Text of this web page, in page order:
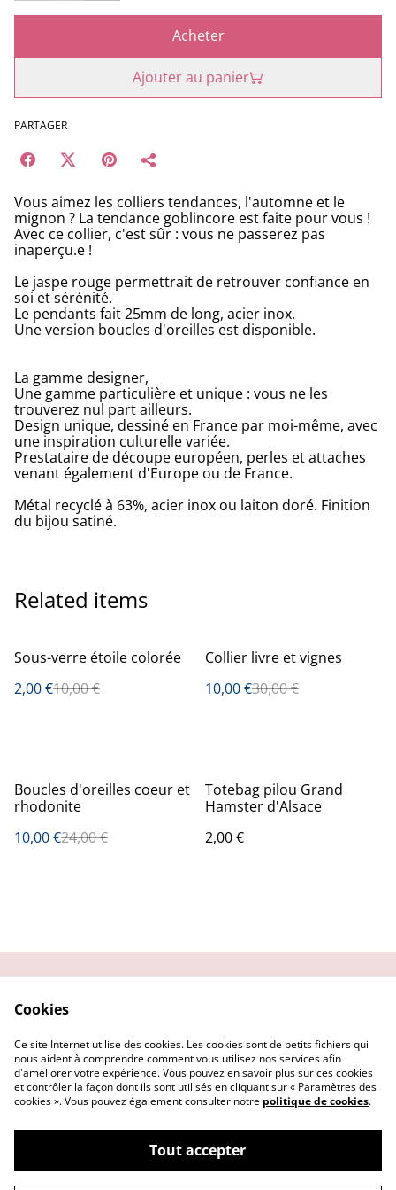
Acheter
Ajouter au panier
PARTAGER
Vous aimez les colliers tendances, l'automne et le
mignon ? La tendance goblincore est faite pour vous !
Avec ce collier, c'est sûr : vous ne passerez pas
inaperçu.e !
Le jaspe rouge permettrait de retrouver confiance en
soi et sérénité.
Le pendants fait 25mm de long, acier inox.
Une version boucles d'oreilles est disponible.
La gamme designer,
Une gamme particulière et unique : vous ne les
trouverez nul part ailleurs.
Design unique, dessiné en France par moi-même, avec
une inspiration culturelle variée.
Prestataire de découpe européen, perles et attaches
venant également d'Europe ou de France.
Métal recyclé à 63%, acier inox ou laiton doré. Finition
du bijou satiné.
Related items
%
Sous-verre étoile colorée
2,00 €10,00 €
%
Collier livre et vignes
10,00 €30,00 €
%
Boucles d'oreilles coeur et
rhodonite
10,00 €24,00 €
Totebag pilou Grand
Hamster d'Alsace
2,00 €
Confidentialité
Demander un retour
Cookies
©2026Getsu art and co
Cookies
Ce site Internet utilise des cookies. Les cookies sont de petits fichiers qui
nous aident à comprendre comment vous utilisez nos services afin
d'améliorer votre expérience. Vous pouvez en savoir plus sur ces cookies
et contrôler la façon dont ils sont utilisés en cliquant sur « Paramètres des
cookies ». Vous pouvez également consulter notre politique de cookies.
Tout accepter